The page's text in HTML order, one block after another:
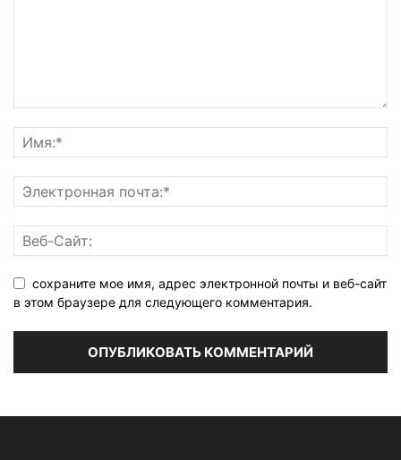
сохраните мое имя, адрес электронной почты и веб-сайт
в этом браузере для следующего комментария.